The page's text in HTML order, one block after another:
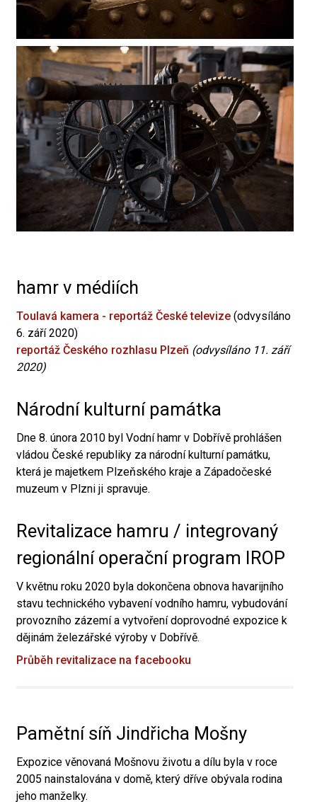
hamr v médiích
Toulavá kamera - reportáž České televize (odvysíláno
6. září 2020)
reportáž Českého rozhlasu Plzeň (odvysíláno 11. září
2020)
Národní kulturní památka
Dne 8. února 2010 byl Vodní hamr v Dobřívě prohlášen
vládou České republiky za národní kulturní památku,
která je majetkem Plzeňského kraje a Západočeské
muzeum v Plzni ji spravuje.
Revitalizace hamru / integrovaný
regionální operační program IROP
V květnu roku 2020 byla dokončena obnova havarijního
stavu technického vybavení vodního hamru, vybudování
provozního zázemí a vytvoření doprovodné expozice k
dějinám železářské výroby v Dobřívě.
Průběh revitalizace na facebooku
Pamětní síň Jindřicha Mošny
Expozice věnovaná Mošnovu životu a dílu byla v roce
2005 nainstalována v domě, který dříve obývala rodina
jeho manželky.